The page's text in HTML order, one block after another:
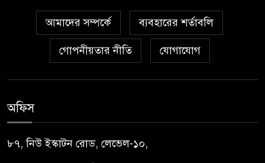
আমাদের সম্পর্কে ব্যবহারের শর্তাবলি
গোপনীয়তার নীতি যোগাযোগ
অফিস
৮৭, নিউ ইস্কাটন রোড, লেভেল-১০,